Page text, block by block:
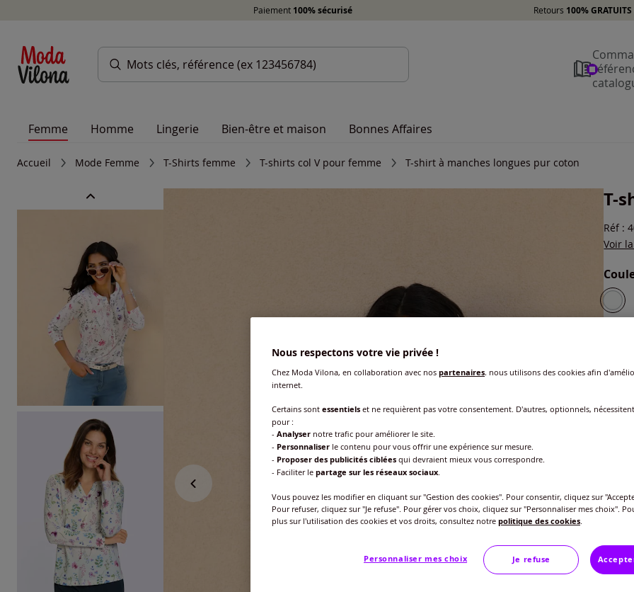
Paiement 100% sécurisé Retours 100%
Femme Homme Lingerie Bien-être et maison Bonnes Affaires
Accueil Mode Femme T-Shirts femme T-shirts col V pour femme T-shirt à manches longues pur coton
T-
Réf :
Voir
46
48
Nous respectons votre vie privée !
Chez Moda Vilona, en collaboration avec nos partenaires, nous utilisons des cookies afin
internet.
Certains sont essentiels et ne requièrent pas votre consentement. D'autres, optionnels,
pour :
- Analyser notre trafic pour améliorer le site.
- Personnaliser le contenu pour vous offrir une expérience sur mesure.
- Proposer des publicités ciblées qui devraient mieux vous correspondre.
- Faciliter le partage sur les réseaux sociaux.
Vous pouvez les modifier en cliquant sur "Gestion des cookies". Pour consentir, cliquez sur
Pour refuser, cliquez sur "Je refuse". Pour gérer vos choix, cliquez sur "Personnaliser mes choix".
plus sur l'utilisation des cookies et vos droits, consultez notre politique des cookies.
Personnaliser mes choix Je refuse